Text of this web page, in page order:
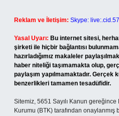
Reklam ve İletişim: Skype:
Yasal Uyarı: Bu internet sitesi,
şirketi ile hiçbir bağlantısı
hazırladığımız makaleler
haber niteliği taşımamakta olup,
paylaşım yapılmamaktadır. Gerçek
benzerlikleri tamamen tesadüfidir.
Sitemiz, 5651 Sayılı Kanun
Kurumu (BTK) tarafından onaylanmış